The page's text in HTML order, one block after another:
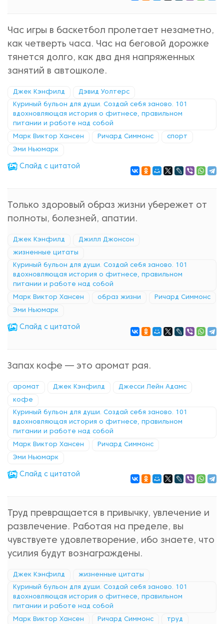
Час игры в баскетбол пролетает незаметно,
как четверть часа. Час на беговой дорожке
тянется долго, как два дня напряженных
занятий в автошколе.
Джек Кэнфилд Дэвид Уолтерс
Куриный бульон для души. Создай себя заново. 101
вдохновляющая история о фитнесе, правильном
питании и работе над собой
Марк Виктор Хансен Ричард Симмонс спорт
Эми Ньюмарк
Cлайд с цитатой
Только здоровый образ жизни убережет от
полноты, болезней, апатии.
Джек Кэнфилд Джилл Джонсон
жизненные цитаты
Куриный бульон для души. Создай себя заново. 101
вдохновляющая история о фитнесе, правильном
питании и работе над собой
Марк Виктор Хансен образ жизни Ричард Симмонс
Эми Ньюмарк
Cлайд с цитатой
Запах кофе — это аромат рая.
аромат Джек Кэнфилд Джесси Лейн Адамс
кофе
Куриный бульон для души. Создай себя заново. 101
вдохновляющая история о фитнесе, правильном
питании и работе над собой
Марк Виктор Хансен Ричард Симмонс
Эми Ньюмарк
Cлайд с цитатой
Труд превращается в привычку, увлечение и
развлечение. Работая на пределе, вы
чувствуете удовлетворение, ибо знаете, что
усилия будут вознаграждены.
Джек Кэнфилд жизненные цитаты
Куриный бульон для души. Создай себя заново. 101
вдохновляющая история о фитнесе, правильном
питании и работе над собой
Марк Виктор Хансен Ричард Симмонс труд